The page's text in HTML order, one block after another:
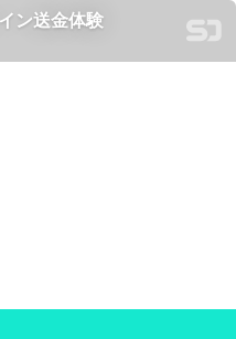
ン送金体験